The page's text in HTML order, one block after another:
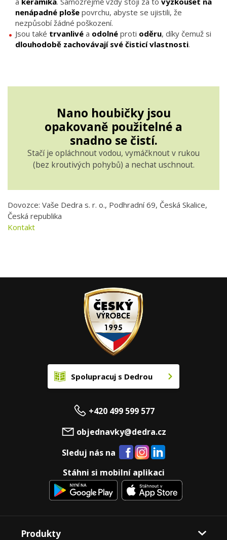
nenápadné ploše povrchu, abyste se ujistili, že
nezpůsobí žádné poškození.
Jsou také trvanlivé a odolné proti oděru, díky čemuž si
dlouhodobě zachovávají své čisticí vlastnosti.
Nano houbičky jsou
opakovaně použitelné a
snadno se čistí.
Stačí je opláchnout vodou, vymáčknout v rukou
(bez kroutivých pohybů) a nechat uschnout.
Dovozce: Vaše Dedra s. r. o., Podhradní 69, Česká Skalice,
Česká republika
Kontakt
Spolupracuj s Dedrou
+420 499 599 577
objednavky@dedra.cz
Sleduj nás na
Stáhni si mobilní aplikaci
Produkty